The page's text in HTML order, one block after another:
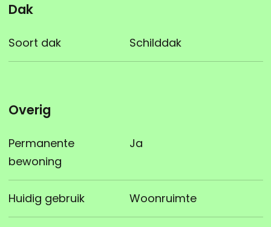
Dak
Soort dak Schilddak
Overig
Permanente
bewoning
Ja
Huidig gebruik Woonruimte